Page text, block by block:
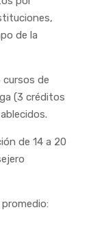
de la
cursos de
(3 créditos
de 14 a 20